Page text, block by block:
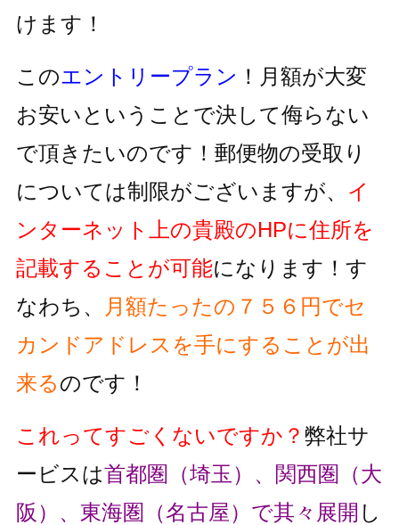
けます！
このエントリープラン ！月額が大変
お安いということで決して侮らない
で頂きたいのです！郵便物の受取り
については制限がございますが、 イ
ンターネット上の貴殿のHPに住所を
記載することが可能になります！す
なわち、
月額たったの７５６円でセ
カンドアドレスを手にすることが出
来るのです！
これってすごくないですか？ 弊社サ
ービスは首都圏（埼玉）、関西圏（大
阪）、東海圏（名古屋）で其々展開 し